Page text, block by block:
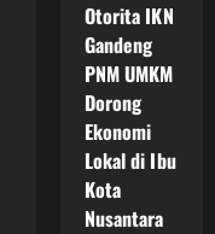
Otorita IKN
Gandeng
PNM UMKM
Dorong
Ekonomi
Lokal di Ibu
Kota
Nusantara